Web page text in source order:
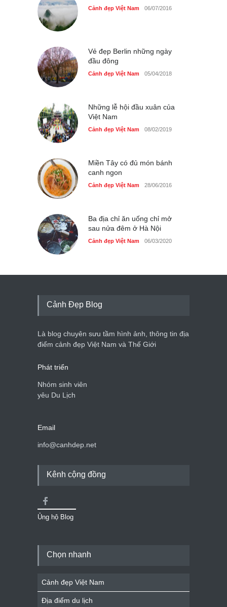
Cảnh đẹp Việt Nam 06/07/2016
Vẻ đẹp Berlin những ngày
đầu đông
Cảnh đẹp Việt Nam 05/04/2018
Những lễ hội đầu xuân của
Việt Nam
Cảnh đẹp Việt Nam 08/02/2019
Miền Tây có đủ món bánh
canh ngon
Cảnh đẹp Việt Nam 28/06/2016
Ba địa chỉ ăn uống chỉ mở
sau nửa đêm ở Hà Nội
Cảnh đẹp Việt Nam 06/03/2020
Cảnh Đẹp Blog
Là blog chuyên sưu tầm hình ảnh, thông tin địa
điểm cảnh đẹp Việt Nam và Thế Giới
Phát triển
Nhóm sinh viên
yêu Du Lịch
Email
info@canhdep.net
Kênh cộng đồng
Ủng hộ Blog
Chọn nhanh
Cảnh đẹp Việt Nam
Địa điểm du lịch